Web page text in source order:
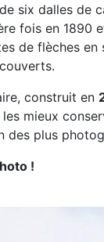
six dalles de
fois en 1890
de flèches en
construit en
mieux
des plus
!